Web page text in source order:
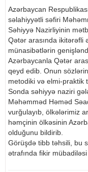
Azərbaycan
səlahiyyətli səfiri
Səhiyyə Nazirliyinin
Qətər arasında ikitərəfli
münasibətlərin
Azərbaycanla Qətər
qeyd edib. Onun
metodiki və elmi-praktik
Sonda səhiyyə naziri
Məhəmməd Həməd
vurğulayıb, ölkələrimiz
həmçinin ölkəsinin
olduğunu bildirib.
Görüşdə tibb təhsili, bu
ətrafında fikir mübadiləsi